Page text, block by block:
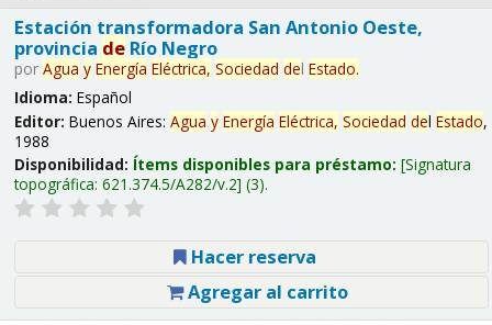
Estación transformadora San Antonio Oeste,
provincia deRío Negro
por Agua y Energía Eléctrica, Sociedad del Estado.
Idioma: Español
Editor: Buenos Aires: Agua y Energía Eléctrica, Sociedad del Estado,
1988
Disponibilidad: Ítems disponibles para préstamo: Signatura
topográfica: 621.374.5/A282/v.2 (3).
Hacer reserva
Agregar al carrito